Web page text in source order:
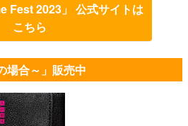
Fest 2023」 公式サイトは
こちら
場合～」販売中